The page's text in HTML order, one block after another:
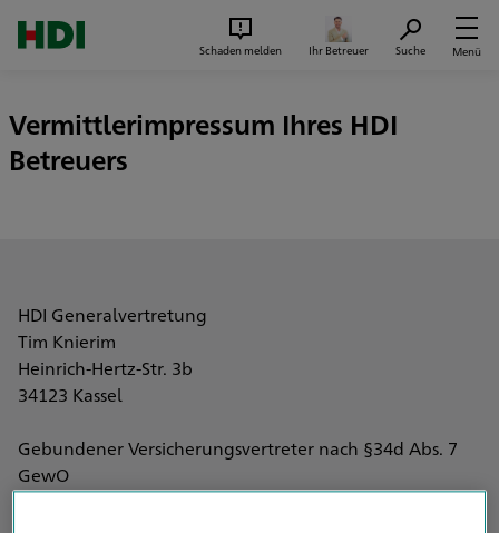
Schaden melden Ihr Betreuer Suche Menü
Vermittlerimpressum Ihres HDI
Betreuers
HDI Generalvertretung
Tim Knierim
Heinrich-Hertz-Str. 3b
34123 Kassel
Gebundener Versicherungsvertreter nach §34d Abs. 7
GewO